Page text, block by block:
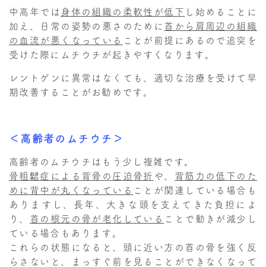
中高年では 身体の組織の柔軟性が低下 し始めることに
加え、日常の姿勢の悪さのために首から肩周辺の組織
の血流が悪くなっている ことが前提にあるので追突を
受けた際にムチウチが起きやすくなります。
レントゲンに異常はなくても、適切な治療を受けて早
期改善することがお勧めです。
＜高齢者のムチウチ＞
高齢者のムチウチはもう少し複雑です。
骨粗鬆症による背骨の圧迫骨折 や、 背筋力の低下のた
めに背中が丸くなっている ことが関連している場合も
ありますし、長年、大きな頭を支えてきた負担によ
り、 首の根元の骨が老化している ことで動きが減少し
ている場合もあります。
これらの状態になると、頭に近い方の首の骨を強く反
らさないと、まっすぐ前を見ることができなくなって